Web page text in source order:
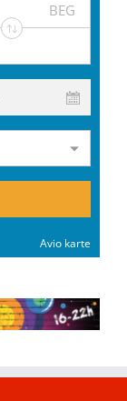
BEG
Avio karte